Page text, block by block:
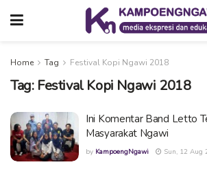
Home Tag Festival Kopi Ngawi 2018
Tag: Festival Kopi Ngawi 2018
Ini Komentar Band Letto
Masyarakat Ngawi
by KampoengNgawi Sun, 12 Aug